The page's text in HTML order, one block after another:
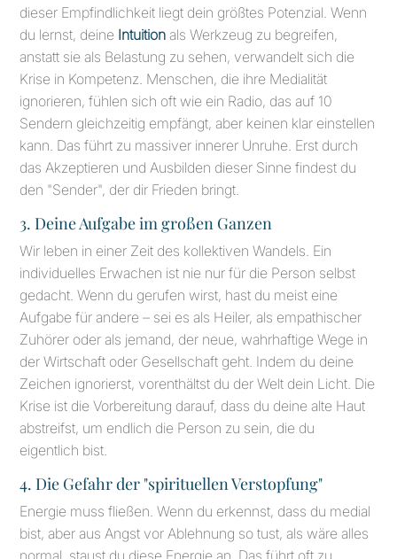
dieser Empfindlichkeit liegt dein größtes Potenzial. Wenn
du lernst, deine Intuition als Werkzeug zu begreifen,
anstatt sie als Belastung zu sehen, verwandelt sich die
Krise in Kompetenz. Menschen, die ihre Medialität
ignorieren, fühlen sich oft wie ein Radio, das auf 10
Sendern gleichzeitig empfängt, aber keinen klar einstellen
kann. Das führt zu massiver innerer Unruhe. Erst durch
das Akzeptieren und Ausbilden dieser Sinne findest du
den "Sender", der dir Frieden bringt.
3. Deine Aufgabe im großen Ganzen
Wir leben in einer Zeit des kollektiven Wandels. Ein
individuelles Erwachen ist nie nur für die Person selbst
gedacht. Wenn du gerufen wirst, hast du meist eine
Aufgabe für andere – sei es als Heiler, als empathischer
Zuhörer oder als jemand, der neue, wahrhaftige Wege in
der Wirtschaft oder Gesellschaft geht. Indem du deine
Zeichen ignorierst, vorenthältst du der Welt dein Licht. Die
Krise ist die Vorbereitung darauf, dass du deine alte Haut
abstreifst, um endlich die Person zu sein, die du
eigentlich bist.
4. Die Gefahr der "spirituellen Verstopfung"
Energie muss fließen. Wenn du erkennst, dass du medial
bist, aber aus Angst vor Ablehnung so tust, als wäre alles
normal, staust du diese Energie an. Das führt oft zu